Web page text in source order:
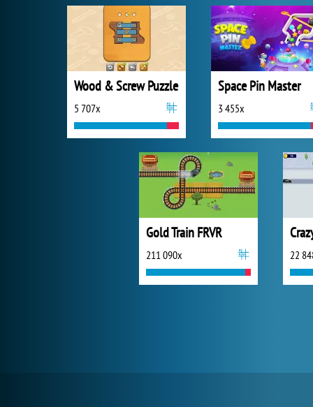
Wood & Screw Puzzle
5 707x
Space Pin Master
3 455x
Gold Train FRVR
211 090x 22